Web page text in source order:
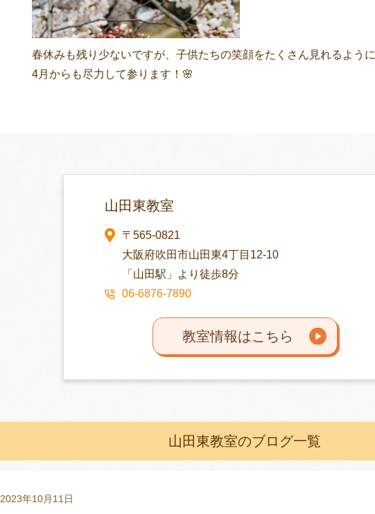
春休みも残り少ないですが、子供たちの笑顔をたくさん見れるように
4月からも尽力して参ります！🌸
山田東教室
〒565-0821
大阪府吹田市山田東4丁目12-10
「山田駅」より徒歩8分
06-6876-7890
教室情報はこちら
山田東教室のブログ一覧
2023年10月11日